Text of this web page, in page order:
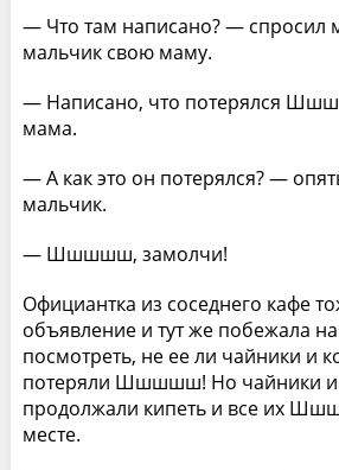
— Что там написано? — спросил
мальчик свою маму.
— Написано, что потерялся
мама.
— А как это он потерялся? —
мальчик.
— Шшшшш, замолчи!
Официантка из соседнего кафе
объявление и тут же побежала
посмотреть, не ее ли чайники и
потеряли Шшшшш! Но чайники и
продолжали кипеть и все их
месте.